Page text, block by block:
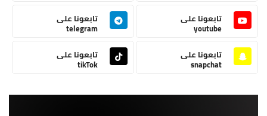
تابعونا على
youtube
تابعونا على
telegram
تابعونا على
snapchat
تابعونا على
tikTok